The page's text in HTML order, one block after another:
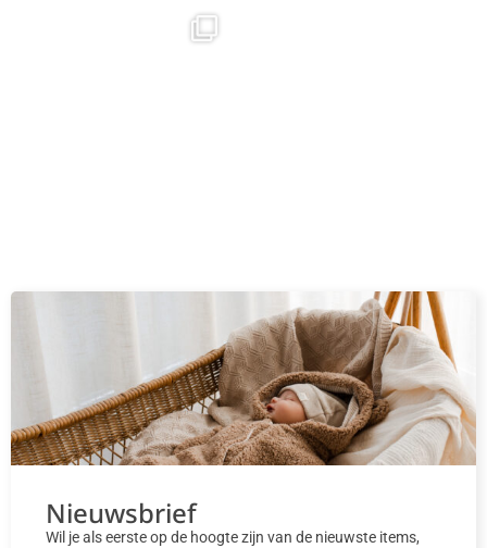
Nieuwsbrief
Wil je als eerste op de hoogte zijn van de nieuwste items,